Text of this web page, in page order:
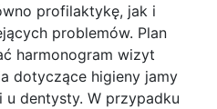
profilaktykę, jak i
problemów. Plan
harmonogram wizyt
dotyczące higieny jamy
dentysty. W przypadku